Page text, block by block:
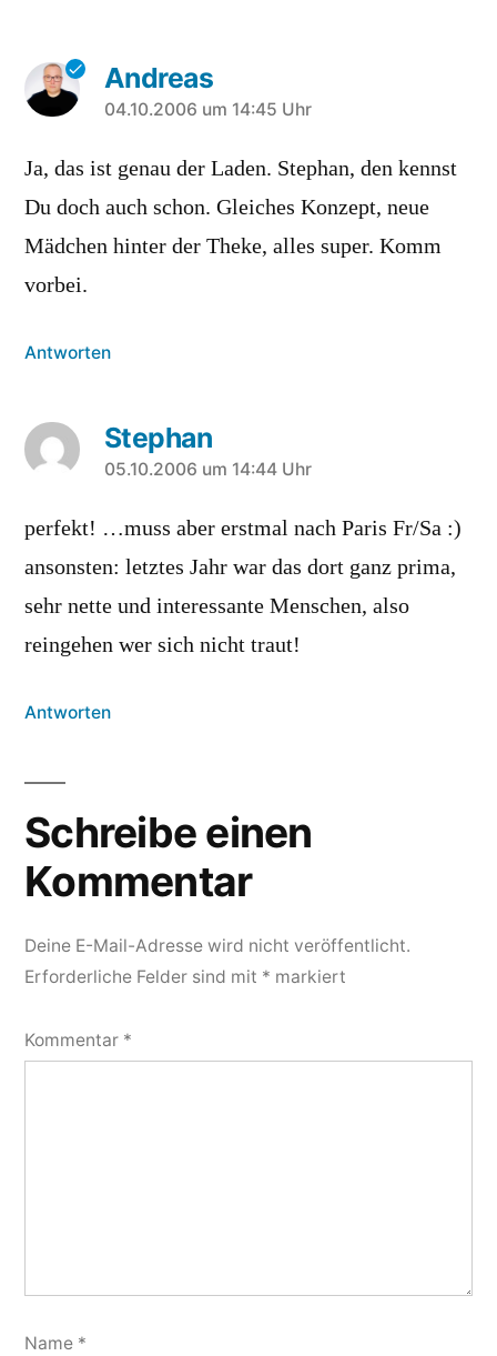
Andreas
sagt:
04.10.2006 um 14:45 Uhr
Ja, das ist genau der Laden. Stephan, den kennst
Du doch auch schon. Gleiches Konzept, neue
Mädchen hinter der Theke, alles super. Komm
vorbei.
Antworten
Stephan
sagt:
05.10.2006 um 14:44 Uhr
perfekt! …muss aber erstmal nach Paris Fr/Sa :)
ansonsten: letztes Jahr war das dort ganz prima,
sehr nette und interessante Menschen, also
reingehen wer sich nicht traut!
Antworten
Schreibe einen
Kommentar
Deine E-Mail-Adresse wird nicht veröffentlicht.
Erforderliche Felder sind mit * markiert
Kommentar *
Name *